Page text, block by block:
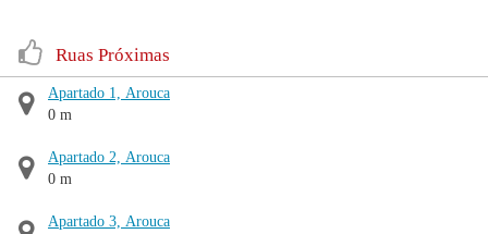
Ruas Próximas
Apartado 1, Arouca
0 m
Apartado 2, Arouca
0 m
Apartado 3, Arouca